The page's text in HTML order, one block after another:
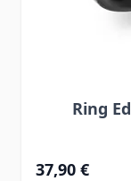
Ring
37,90 €